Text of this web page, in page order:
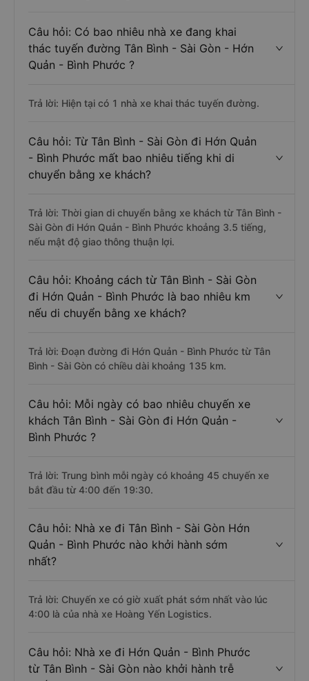
Câu hỏi: Có bao nhiêu nhà xe đang khai
thác tuyến đường Tân Bình - Sài Gòn - Hớn
Quản - Bình Phước ?
Trả lời: Hiện tại có 1 nhà xe khai thác tuyến đường.
Câu hỏi: Từ Tân Bình - Sài Gòn đi Hớn Quản
- Bình Phước mất bao nhiêu tiếng khi di
chuyển bằng xe khách?
Trả lời: Thời gian di chuyển bằng xe khách từ Tân Bình -
Sài Gòn đi Hớn Quản - Bình Phước khoảng 3.5 tiếng,
nếu mật độ giao thông thuận lợi.
Câu hỏi: Khoảng cách từ Tân Bình - Sài Gòn
đi Hớn Quản - Bình Phước là bao nhiêu km
nếu di chuyển bằng xe khách?
Trả lời: Đoạn đường đi Hớn Quản - Bình Phước từ Tân
Bình - Sài Gòn có chiều dài khoảng 135 km.
Câu hỏi: Mỗi ngày có bao nhiêu chuyến xe
khách Tân Bình - Sài Gòn đi Hớn Quản -
Bình Phước ?
Trả lời: Trung bình mỗi ngày có khoảng 45 chuyến xe
bắt đầu từ 4:00 đến 19:30.
Câu hỏi: Nhà xe đi Tân Bình - Sài Gòn Hớn
Quản - Bình Phước nào khởi hành sớm
nhất?
Trả lời: Chuyến xe có giờ xuất phát sớm nhất vào lúc
4:00 là của nhà xe Hoàng Yến Logistics.
Câu hỏi: Nhà xe đi Hớn Quản - Bình Phước
từ Tân Bình - Sài Gòn nào khởi hành trễ